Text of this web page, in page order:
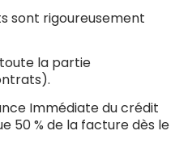
sont rigoureusement
la partie
Immédiate du crédit
50 % de la facture dès le